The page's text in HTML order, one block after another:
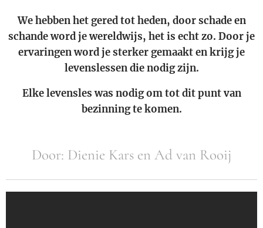
We hebben het gered tot heden, door schade en
schande word je wereldwijs, het is echt zo. Door je
ervaringen word je sterker gemaakt en krijg je
levenslessen die nodig zijn.
Elke levensles was nodig om tot dit punt van
bezinning te komen.
Door: Dienie Kars en Ad van Rooij